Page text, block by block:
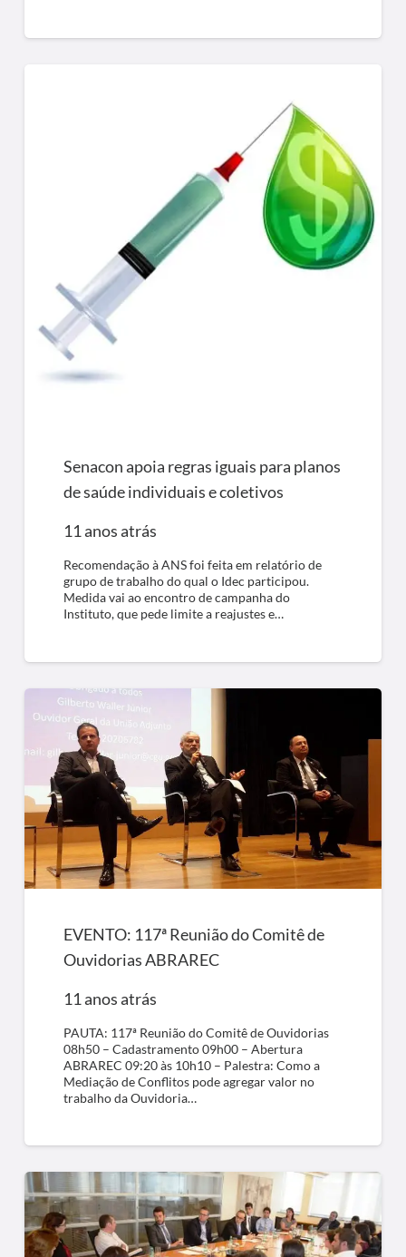
Senacon apoia regras iguais para planos
de saúde individuais e coletivos
11 anos atrás
Recomendação à ANS foi feita em relatório de
grupo de trabalho do qual o Idec participou.
Medida vai ao encontro de campanha do
Instituto, que pede limite a reajustes e…
EVENTO: 117ª Reunião do Comitê de
Ouvidorias ABRAREC
11 anos atrás
PAUTA: 117ª Reunião do Comitê de Ouvidorias
08h50 – Cadastramento 09h00 – Abertura
ABRAREC 09:20 às 10h10 – Palestra: Como a
Mediação de Conflitos pode agregar valor no
trabalho da Ouvidoria…